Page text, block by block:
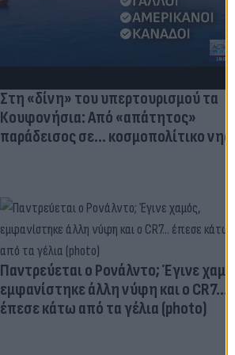
Στη «δίνη» του υπερτουρισμού τα
Κουφονήσια: Από «απάτητος»
παράδεισος σε... κοσμοπολίτικο νησί
Παντρεύεται ο Ρονάλντο; Έγινε χαμός,
εμφανίστηκε άλλη νύφη και ο CR7…
έπεσε κάτω από τα γέλια (photo)